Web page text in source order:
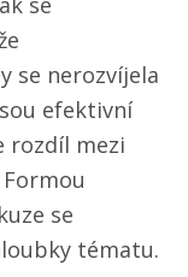
se nerozvíjela
efektivní
rozdíl mezi
se
tématu.